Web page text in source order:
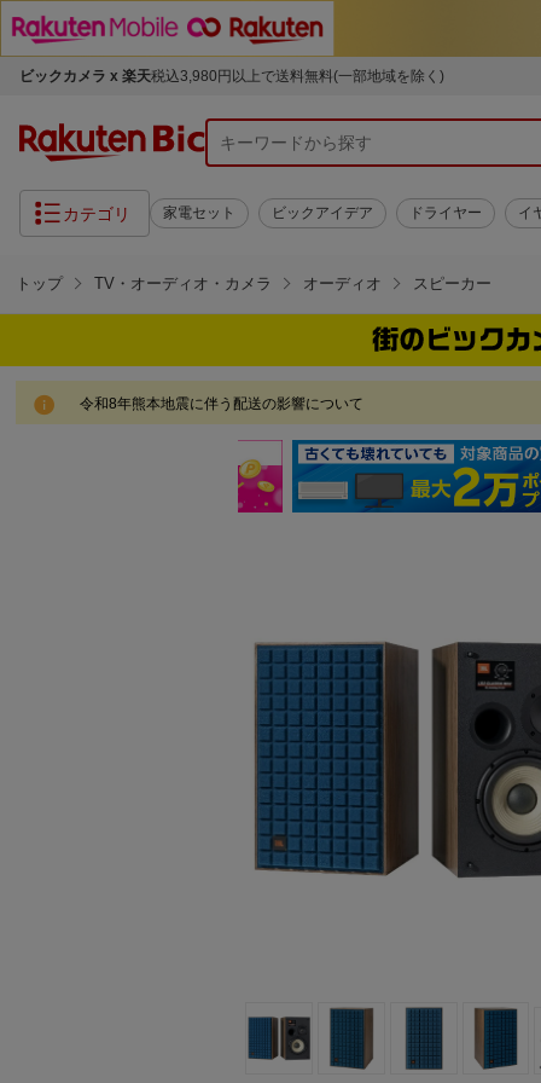
ビックカメラ x 楽天税込3,980円以上で送料無料(一部地域を除く)
カテゴリ 家電セット ビックアイデア ドライヤー イ
トップ TV・オーディオ・カメラ オーディオ スピーカー
令和8年熊本地震に伴う配送の影響について